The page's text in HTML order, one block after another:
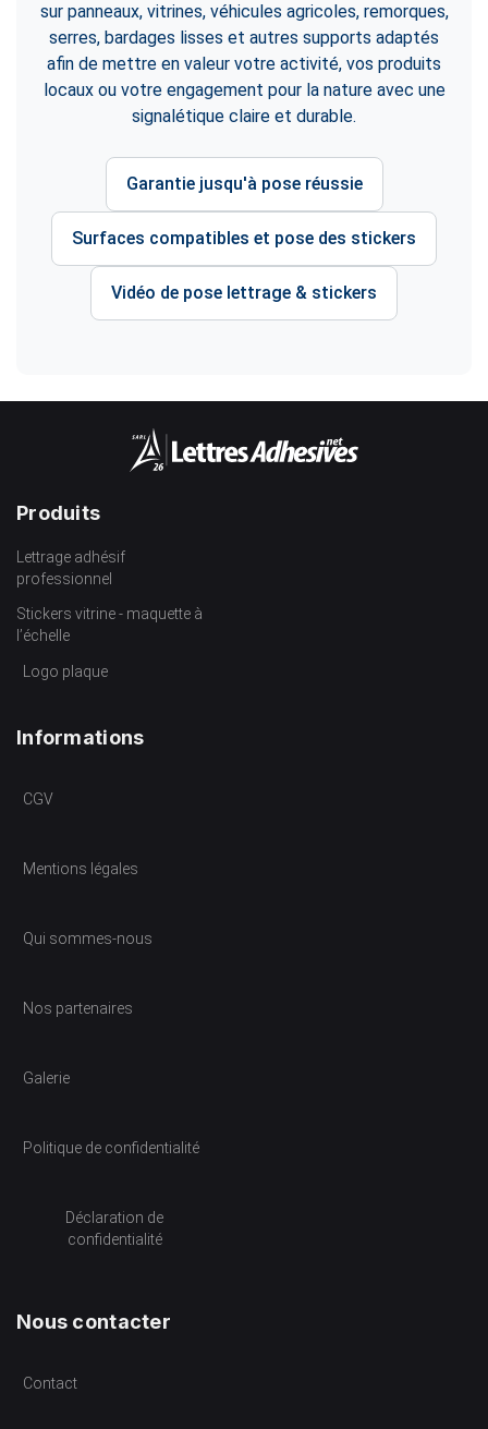
sur panneaux, vitrines, véhicules agricoles, remorques,
serres, bardages lisses et autres supports adaptés
afin de mettre en valeur votre activité, vos produits
locaux ou votre engagement pour la nature avec une
signalétique claire et durable.
Garantie jusqu'à pose réussie
Surfaces compatibles et pose des stickers
Vidéo de pose lettrage & stickers
Produits
Lettrage adhésif
professionnel
Stickers vitrine - maquette à
l’échelle
Logo plaque
Informations
CGV
Mentions légales
Qui sommes-nous
Nos partenaires
Galerie
Politique de confidentialité
Déclaration de
confidentialité
Nous contacter
Contact